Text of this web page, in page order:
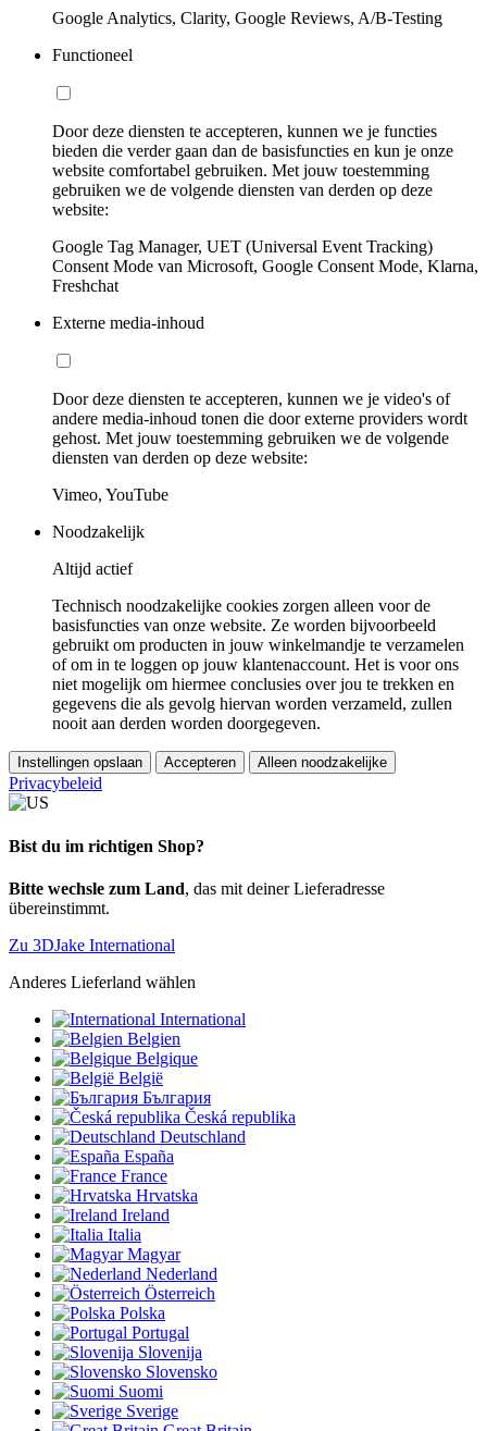
Google Analytics, Clarity, Google Reviews, A/B-Testing
Functioneel
Door deze diensten te accepteren, kunnen we je functies
bieden die verder gaan dan de basisfuncties en kun je onze
website comfortabel gebruiken. Met jouw toestemming
gebruiken we de volgende diensten van derden op deze
website:
Google Tag Manager, UET (Universal Event Tracking)
Consent Mode van Microsoft, Google Consent Mode, Klarna,
Freshchat
Externe media-inhoud
Door deze diensten te accepteren, kunnen we je video's of
andere media-inhoud tonen die door externe providers wordt
gehost. Met jouw toestemming gebruiken we de volgende
diensten van derden op deze website:
Vimeo, YouTube
Noodzakelijk
Altijd actief
Technisch noodzakelijke cookies zorgen alleen voor de
basisfuncties van onze website. Ze worden bijvoorbeeld
gebruikt om producten in jouw winkelmandje te verzamelen
of om in te loggen op jouw klantenaccount. Het is voor ons
niet mogelijk om hiermee conclusies over jou te trekken en
gegevens die als gevolg hiervan worden verzameld, zullen
nooit aan derden worden doorgegeven.
Instellingen opslaan Accepteren Alleen noodzakelijke
Privacybeleid
Bist du im richtigen Shop?
Bitte wechsle zum Land, das mit deiner Lieferadresse
übereinstimmt.
Zu 3DJake International
Anderes Lieferland wählen
International
Belgien
Belgique
België
България
Česká republika
Deutschland
España
France
Hrvatska
Ireland
Italia
Magyar
Nederland
Österreich
Polska
Portugal
Slovenija
Slovensko
Suomi
Sverige